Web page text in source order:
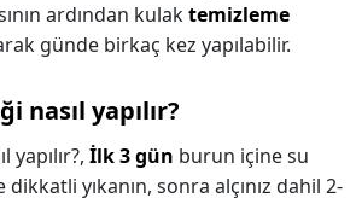
ardından kulaktemizleme
günde birkaç kez yapılabilir.
nasıl yapılır?
İlk 3 gün burun içine su
yıkanın, sonra alçınız dahil 2-